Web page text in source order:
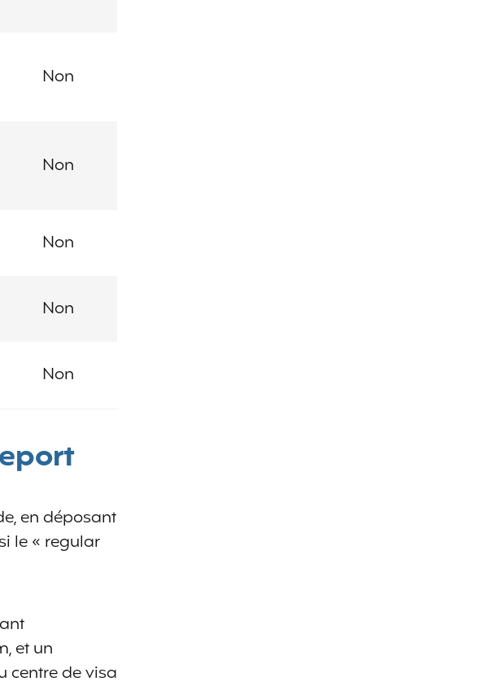
Non
Non
Non
Non
Non
en déposant
le « regular
et un
centre de visa